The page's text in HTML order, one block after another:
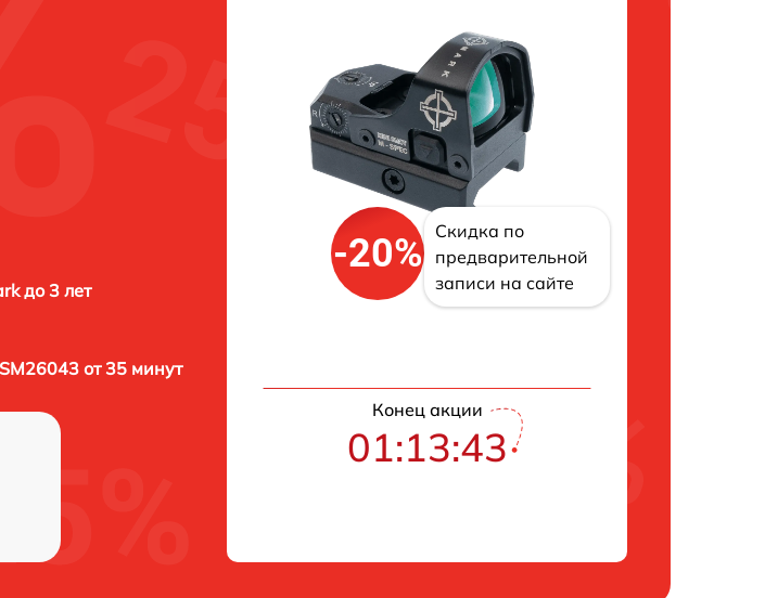
до 3 лет
от 35 минут
-20%
Скидка по
предварительной
записи на сайте
Конец акции
01:13:42